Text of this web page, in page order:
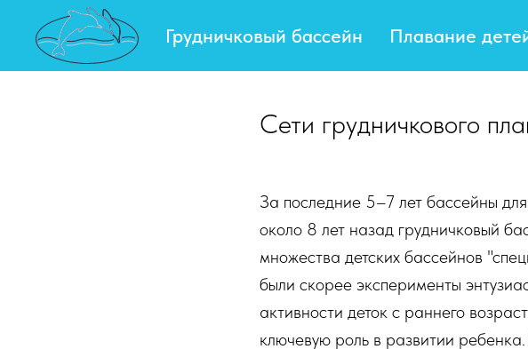
Грудничковый бассейн Плавание
Сети грудничкового
За последние 5–7 лет бассейны
около 8 лет назад грудничковый
множества детских бассейнов
были скорее эксперименты
активности деток с раннего
ключевую роль в развитии